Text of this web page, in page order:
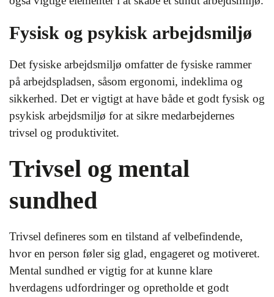
Fysisk og psykisk arbejdsmiljø
Det fysiske arbejdsmiljø omfatter de fysiske rammer
på arbejdspladsen, såsom ergonomi, indeklima og
sikkerhed. Det er vigtigt at have både et godt fysisk og
psykisk arbejdsmiljø for at sikre medarbejdernes
trivsel og produktivitet.
Trivsel og mental
sundhed
Trivsel defineres som en tilstand af velbefindende,
hvor en person føler sig glad, engageret og motiveret.
Mental sundhed er vigtig for at kunne klare
hverdagens udfordringer og opretholde et godt